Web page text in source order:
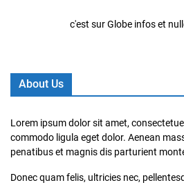
c'est sur Globe infos et
About Us
Lorem ipsum dolor sit amet,
commodo ligula eget dolor. Aenean
penatibus et magnis dis parturient
Donec quam felis, ultricies nec,